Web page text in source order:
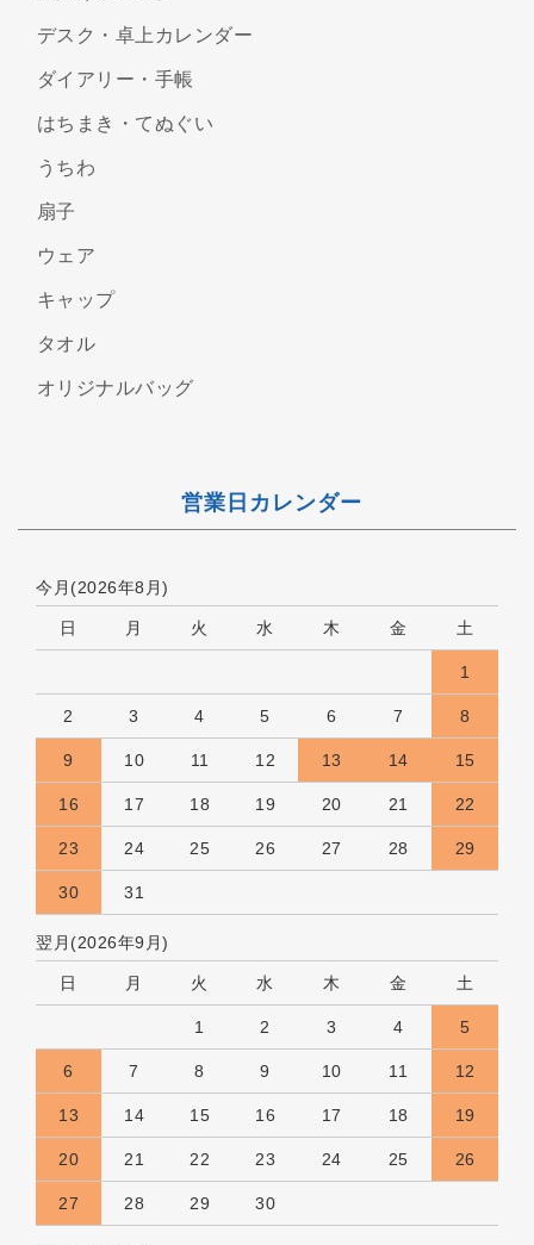
デスク・卓上カレンダー
ダイアリー・手帳
はちまき・てぬぐい
うちわ
扇子
ウェア
キャップ
タオル
オリジナルバッグ
営業日カレンダー
今月(2026年8月)
日 月 火 水 木 金 土
1
2 3 4 5 6 7 8
9 10 11 12 13 14 15
16 17 18 19 20 21 22
23 24 25 26 27 28 29
30 31
翌月(2026年9月)
日 月 火 水 木 金 土
1 2 3 4 5
6 7 8 9 10 11 12
13 14 15 16 17 18 19
20 21 22 23 24 25 26
27 28 29 30